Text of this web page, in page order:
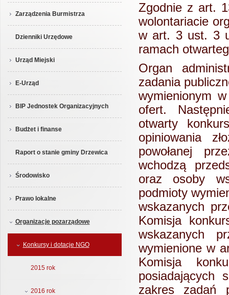
Zarządzenia Burmistrza
Dzienniki Urzędowe
Urząd Miejski
E-Urząd
BIP Jednostek Organizacyjnych
Budżet i finanse
Raport o stanie gminy Drzewica
Środowisko
Prawo lokalne
Organizacje pozarządowe
Konkursy i dotacje NGO
2015 rok
2016 rok
Zgodnie z art.
wolontariacie
w art. 3 ust. 3
ramach
Organ
zadania
wymienionym
ofert.
otwarty
opiniowania
powołanej
wchodzą
oraz osoby
podmioty
wskazanych
Komisja
wskazanych
wymienione w
Komisja
posiadających
zakres zadań